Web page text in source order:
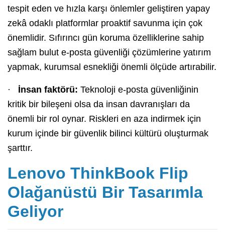
tespit eden ve hızla karşı önlemler geliştiren yapay
zekâ odaklı platformlar proaktif savunma için çok
önemlidir. Sıfırıncı gün koruma özelliklerine sahip
sağlam bulut e-posta güvenliği çözümlerine yatırım
yapmak, kurumsal esnekliği önemli ölçüde artırabilir.
· İnsan faktörü: Teknoloji e-posta güvenliğinin
kritik bir bileşeni olsa da insan davranışları da
önemli bir rol oynar. Riskleri en aza indirmek için
kurum içinde bir güvenlik bilinci kültürü oluşturmak
şarttır.
Lenovo ThinkBook Flip
Olağanüstü Bir Tasarımla
Geliyor